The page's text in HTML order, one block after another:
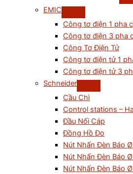
EMIC
Công tơ điện 1 pha
Công tơ điện 3 pha
Công Tơ Điện Tử
Công tơ điện tử 1
Công tơ điện tử 3
Schneider
Cầu Chì
Control stations –
Đầu Nối Cáp
Đồng Hồ Đo
Nút Nhấn Đèn Báo
Nút Nhấn Đèn Báo
Nút Nhấn Đèn Báo